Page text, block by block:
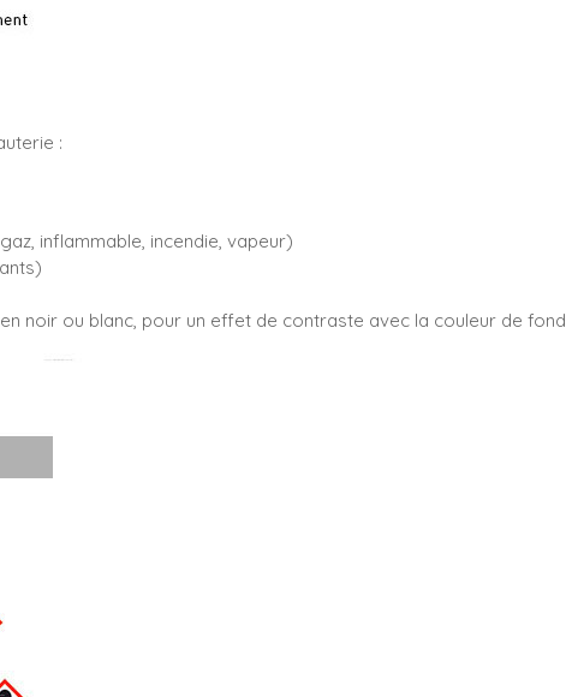
:
inflammable, incendie, vapeur)
noir ou blanc, pour un effet de contraste avec la couleur de fond